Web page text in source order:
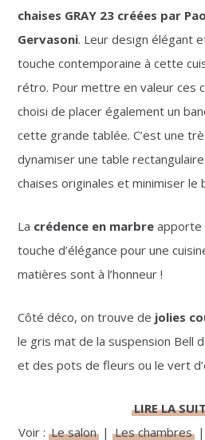
chaises GRAY 23 créées par
Gervasoni. Leur design élégant
touche contemporaine à cette
rétro. Pour mettre en valeur ces
choisi de placer également un
cette grande tablée. C’est une
dynamiser une table
chaises originales et minimiser le
La crédence en marbre apporte
touche d’élégance pour une
matières sont à l’honneur !
Côté déco, on trouve de jolies
le gris mat de la suspension Bell
et des pots de fleurs ou le vert
LIRE LA
Voir : Le salon| Les chambres|